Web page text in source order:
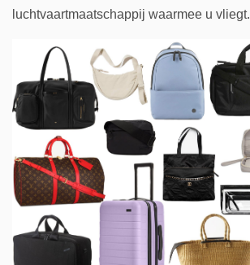
luchtvaartmaatschappij waarmee u vliegt.